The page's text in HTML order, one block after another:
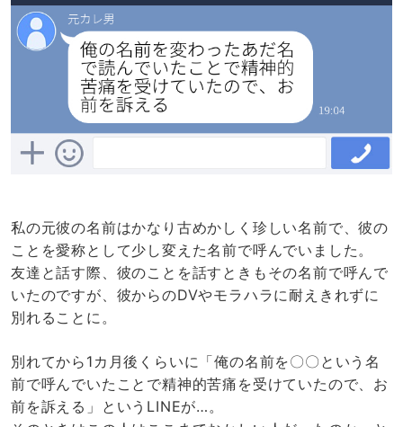
私の元彼の名前はかなり古めかしく珍しい名前で、彼の
ことを愛称として少し変えた名前で呼んでいました。
友達と話す際、彼のことを話すときもその名前で呼んで
いたのですが、彼からのDVやモラハラに耐えきれずに
別れることに。
別れてから1カ月後くらいに「俺の名前を〇〇という名
前で呼んでいたことで精神的苦痛を受けていたので、お
前を訴える」というLINEが…。